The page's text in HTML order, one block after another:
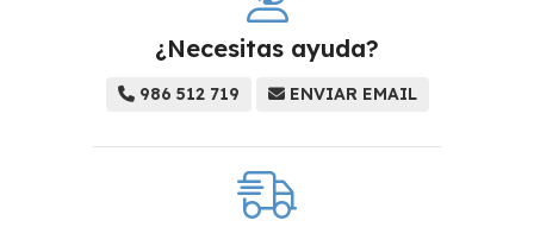
¿Necesitas ayuda?
986 512 719 ENVIAR EMAIL